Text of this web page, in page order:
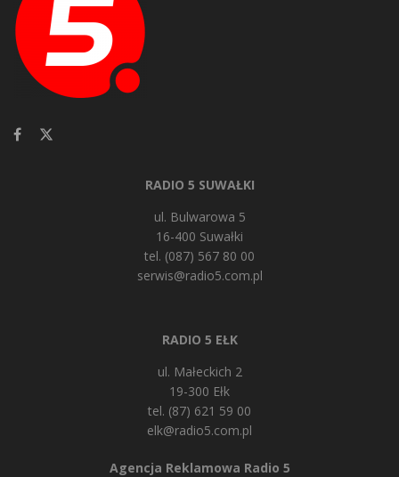
RADIO 5 SUWAŁKI
ul. Bulwarowa 5
16-400 Suwałki
tel. (087) 567 80 00
serwis@radio5.com.pl
RADIO 5 EŁK
ul. Małeckich 2
19-300 Ełk
tel. (87) 621 59 00
elk@radio5.com.pl
Agencja Reklamowa Radio 5